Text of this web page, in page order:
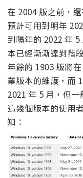
在 2004 版之前，
預計可用到明年
到隔年的 2022 年
本已經漸漸達到階
年餘的 1903 版將
業版本的維護，而
2021 年 5 月，但
這幾個版本的使用
知：